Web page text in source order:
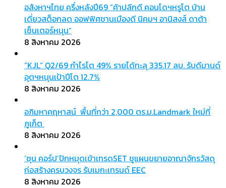
อสังหาฯไทย ครึ่งหลังปี69 “ค้าปลีกดี คอนโดฯหรูโต บ้าน
เดี่ยวสต็อกลด ออฟฟิศชานเมืองดี นิคมฯ อานิสงส์ ดาต้า
เซ็นเตอร์หนุน”
8 สิงหาคม 2026
“KJL” Q2/69 กำไรโต 49% รายได้ทะลุ 335.17 ลบ. รับดีมานด์
อุตฯหนุนเป้าปีโต 12.7%
8 สิงหาคม 2026
อภิมหาคฤหาสน์ พื้นที่กว่า 2,000 ตร.ม.Landmark ใหม่ที่
ภูเก็ต
8 สิงหาคม 2026
‘ซุน คอร์ป’ปักหมุดเข้าเทรดSET ชูแผนขยายอาณาจักรวัสดุ
ก่อสร้างครบวงจร รับเมกะเทรนด์ EEC
8 สิงหาคม 2026